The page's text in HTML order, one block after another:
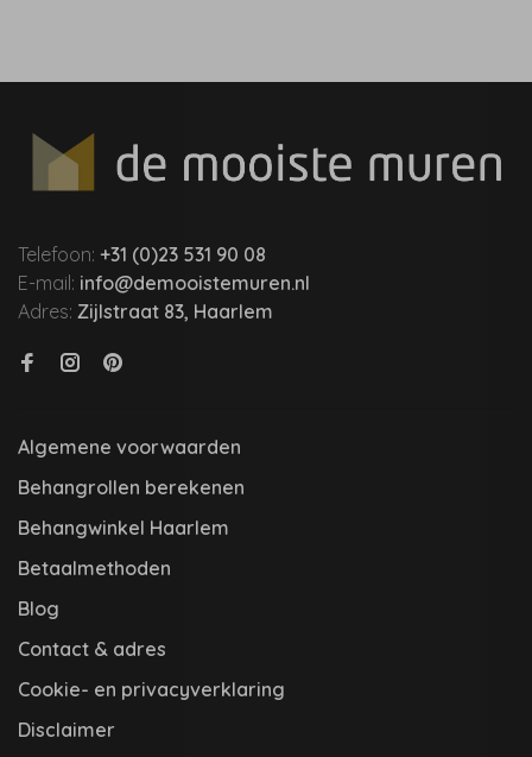
Telefoon: +31 (0)23 531 90 08
E-mail: info@demooistemuren.nl
Adres: Zijlstraat 83, Haarlem
Algemene voorwaarden
Behangrollen berekenen
Behangwinkel Haarlem
Betaalmethoden
Blog
Contact & adres
Cookie- en privacyverklaring
Disclaimer